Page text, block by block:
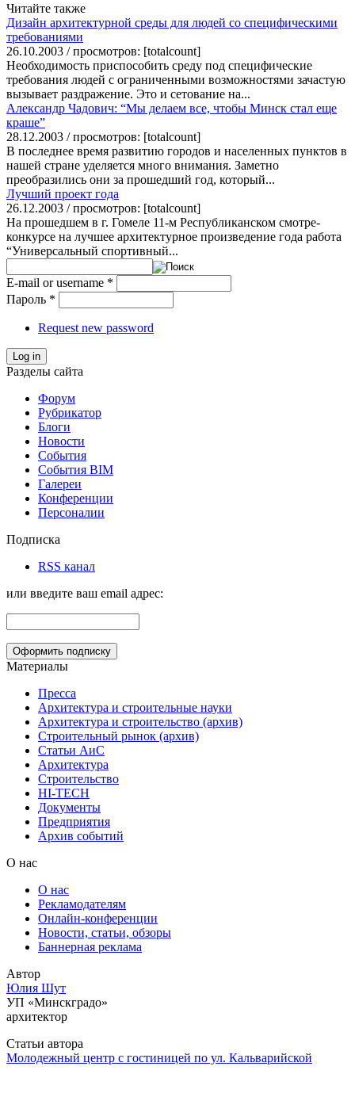
Читайте также
Дизайн архитектурной среды для людей со специфическими
требованиями
26.10.2003 / просмотров: [totalcount]
Необходимость приспособить среду под специфические
требования людей с ограниченными возможностями зачастую
вызывает раздражение. Это и сетование на...
Александр Чадович: “Мы делаем все, чтобы Минск стал еще
краше”
28.12.2003 / просмотров: [totalcount]
В последнее время развитию городов и населенных пунктов в
нашей стране уделяется много внимания. Заметно
преобразились они за прошедший год, который...
Лучший проект года
26.12.2003 / просмотров: [totalcount]
На прошедшем в г. Гомеле 11-м Республиканском смотре-
конкурсе на лучшее архитектурное произведение года работа
“Универсальный спортивный...
E-mail or username *
Пароль *
Request new password
Log in
Разделы сайта
Форум
Рубрикатор
Блоги
Новости
События
События BIM
Галереи
Конференции
Персоналии
Подписка
RSS канал
или введите ваш email адрес:
Материалы
Пресса
Архитектура и строительные науки
Архитектура и строительство (архив)
Строительный рынок (архив)
Статьи АиС
Архитектура
Строительство
HI-TECH
Документы
Предприятия
Архив событий
О нас
О нас
Рекламодателям
Онлайн-конференции
Новости, статьи, обзоры
Баннерная реклама
Автор
Юлия Шут
УП «Минскградо»
архитектор
Статьи автора
Молодежный центр с гостиницей по ул. Кальварийской